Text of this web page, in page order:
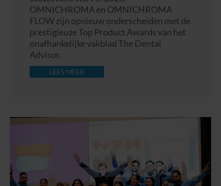
OMNICHROMA en OMNICHROMA
FLOW zijn opnieuw onderscheiden met de
prestigieuze Top Product Awards van het
onafhankelijke vakblad The Dental
Advisor.
LEES MEER